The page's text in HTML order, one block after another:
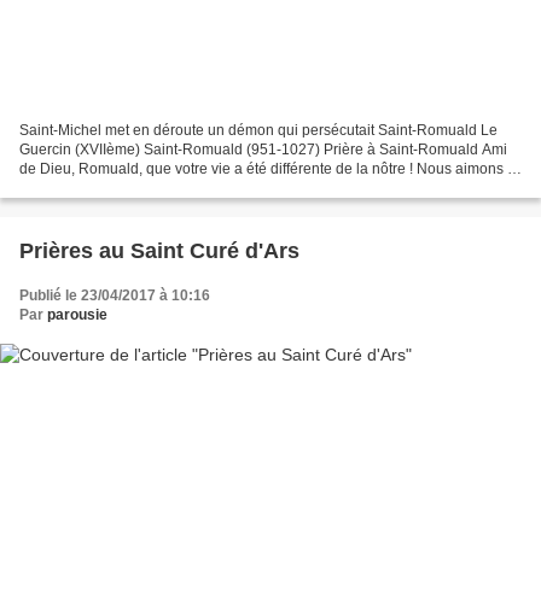
Saint-Michel met en déroute un démon qui persécutait Saint-Romuald Le
Guercin (XVIIème) Saint-Romuald (951-1027) Prière à Saint-Romuald Ami
de Dieu, Romuald, que votre vie a été différente de la nôtre ! Nous aimons le
Prières au Saint Curé d'Ars
Publié le 23/04/2017 à 10:16
Par parousie